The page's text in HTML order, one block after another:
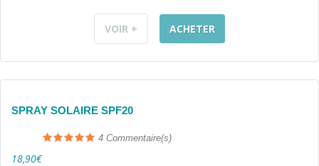
VOIR + ACHETER
SPRAY SOLAIRE SPF20
4 Commentaire(s)
18,90€